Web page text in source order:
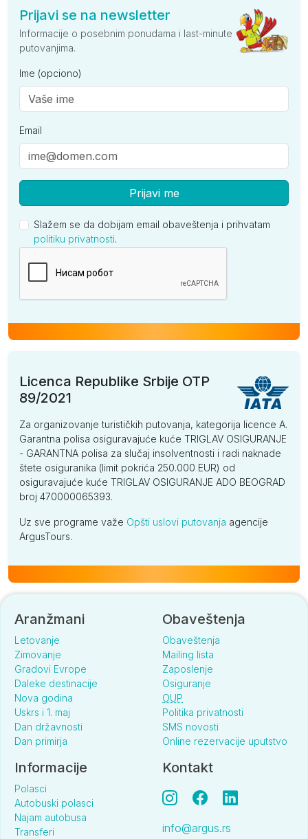
Prijavi se na newsletter
Informacije o posebnim ponudama i last-minute
putovanjima.
Ime (opciono)
Email
Prijavi me
Slažem se da dobijam email obaveštenja i prihvatam
politiku privatnosti.
Licenca Republike Srbije OTP
89/2021
Za organizovanje turističkih putovanja, kategorija licence A.
Garantna polisa osiguravajuće kuće TRIGLAV OSIGURANJE
- GARANTNA polisa za slučaj insolventnosti i radi naknade
štete osiguranika (limit pokrića 250.000 EUR) od
osiguravajuće kuće TRIGLAV OSIGURANJE ADO BEOGRAD
broj 470000065393.
Uz sve programe važe Opšti uslovi putovanja agencije
ArgusTours.
Aranžmani
Letovanje
Zimovanje
Gradovi Evrope
Daleke destinacije
Nova godina
Uskrs i 1. maj
Dan državnosti
Dan primirja
Obaveštenja
Obaveštenja
Mailing lista
Zaposlenje
Osiguranje
OUP
Politika privatnosti
SMS novosti
Online rezervacije uputstvo
Informacije
Polasci
Autobuski polasci
Najam autobusa
Transferi
Kontakt
info@argus.rs